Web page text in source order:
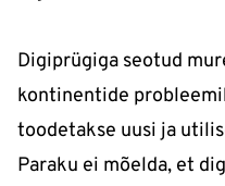
Digiprügiga seotud
kontinentide
toodetakse uusi ja
Paraku ei mõelda, et